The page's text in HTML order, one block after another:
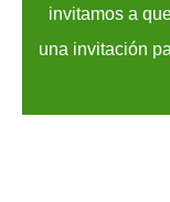
invitamos a
una invitación